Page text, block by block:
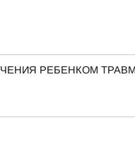
РЕБЕНКОМ